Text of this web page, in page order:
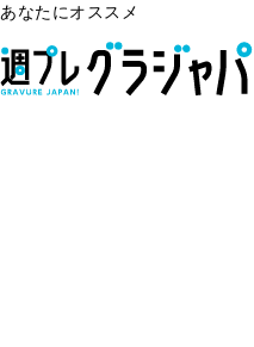
あなたにオススメ